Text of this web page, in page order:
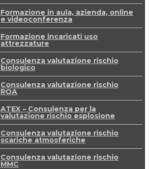
Formazione in aula, azienda, online
e videoconferenza
Formazione incaricati uso
attrezzature
Consulenza valutazione rischio
biologico
Consulenza valutazione rischio
ROA
ATEX – Consulenza per la
valutazione rischio esplosione
Consulenza valutazione rischio
scariche atmosferiche
Consulenza valutazione rischio
MMC